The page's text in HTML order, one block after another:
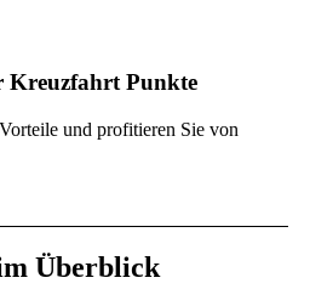
Kreuzfahrt Punkte
und profitieren Sie von
Überblick